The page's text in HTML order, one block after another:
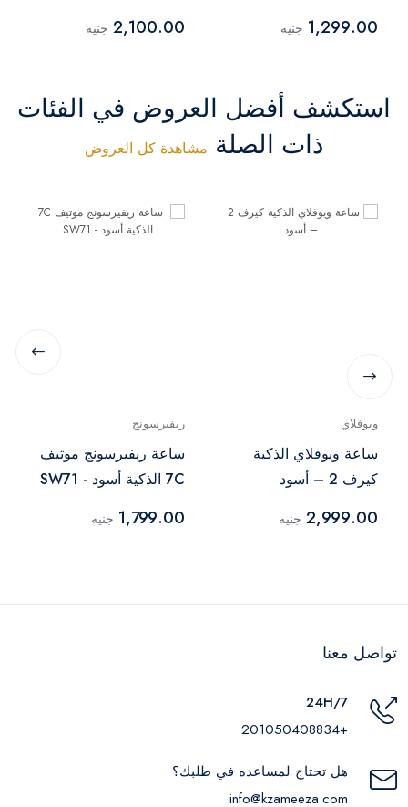
1,299.00 جنيه 2,100.00 جنيه
استكشف أفضل العروض في الفئات
ذات الصلة مشاهدة كل العروض
ويوفلاي
ساعة ويوفلاي الذكية
كيرف 2 – أسود
2,999.00 جنيه
ريفيرسونج
ساعة ريفيرسونج موتيف
7C الذكية أسود - SW71
1,799.00 جنيه
تواصل معنا
24H/7
+201050408834
هل تحتاج لمساعده في طلبك؟
info@kzameeza.com